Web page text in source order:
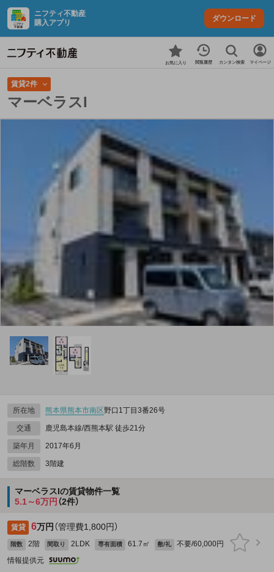
ニフティ不動産
購入アプリ
ダウンロード
お気に入り 閲覧履歴 カンタン検索 マイページ
賃貸2件
マーベラスI
所在地 熊本県熊本市南区野口1丁目3番26号
交通 鹿児島本線/西熊本駅 徒歩21分
築年月 2017年6月
総階数 3階建
マーベラスIの賃貸物件一覧
5.1～6万円 （2件）
賃貸 6万円 （管理費1,800円）
階数 2階 間取り 2LDK 専有面積 61.7㎡ 敷/礼
不要/60,000円
情報提供元